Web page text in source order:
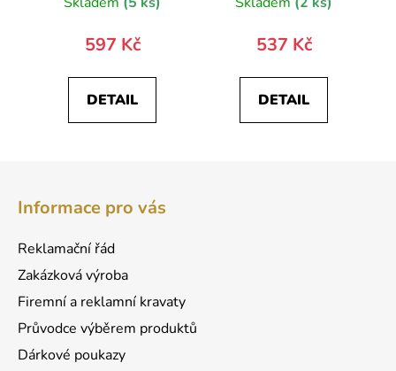
597 Kč
DETAIL
537 Kč
DETAIL
Informace pro vás
Reklamační řád
Zakázková výroba
Firemní a reklamní kravaty
Průvodce výběrem produktů
Dárkové poukazy